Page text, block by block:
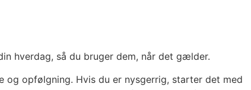
hverdag, så du bruger dem, når det gælder.
opfølgning. Hvis du er nysgerrig, starter det med